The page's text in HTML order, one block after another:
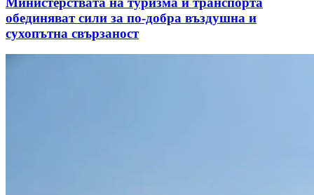
обединяват сили за по-добра въздушна и
сухопътна свързаност